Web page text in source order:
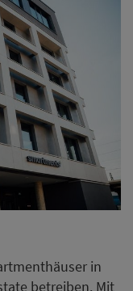
in
betreiben. Mit